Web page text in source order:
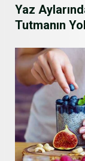
Yaz
Tutmanın